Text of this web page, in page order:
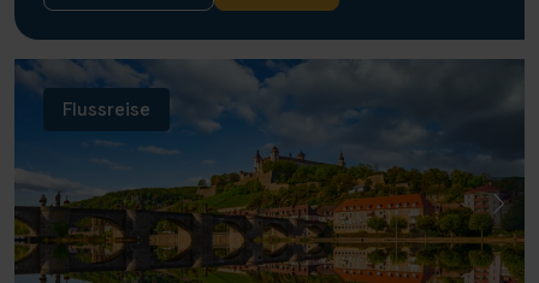
Flussreise